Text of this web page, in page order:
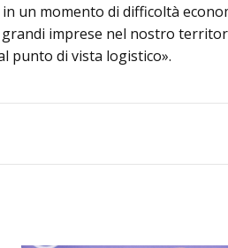
un momento di difficoltà
imprese nel nostro
punto di vista logistico».